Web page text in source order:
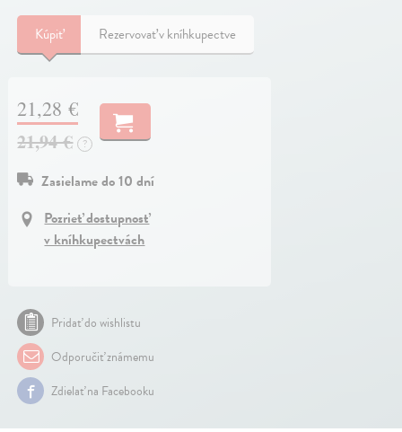
Kúpiť Rezervovať v kníhkupectve
21,28 €
21,94 € ?
Zasielame do 10 dní
Pozrieť dostupnosť
v kníhkupectvách
Pridať do wishlistu
Odporučiť známemu
Zdielať na Facebooku